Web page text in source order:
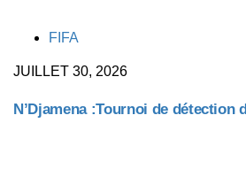
TAGSFIFA
JUILLET 30, 2026
N’Djamena :Tournoi de détection